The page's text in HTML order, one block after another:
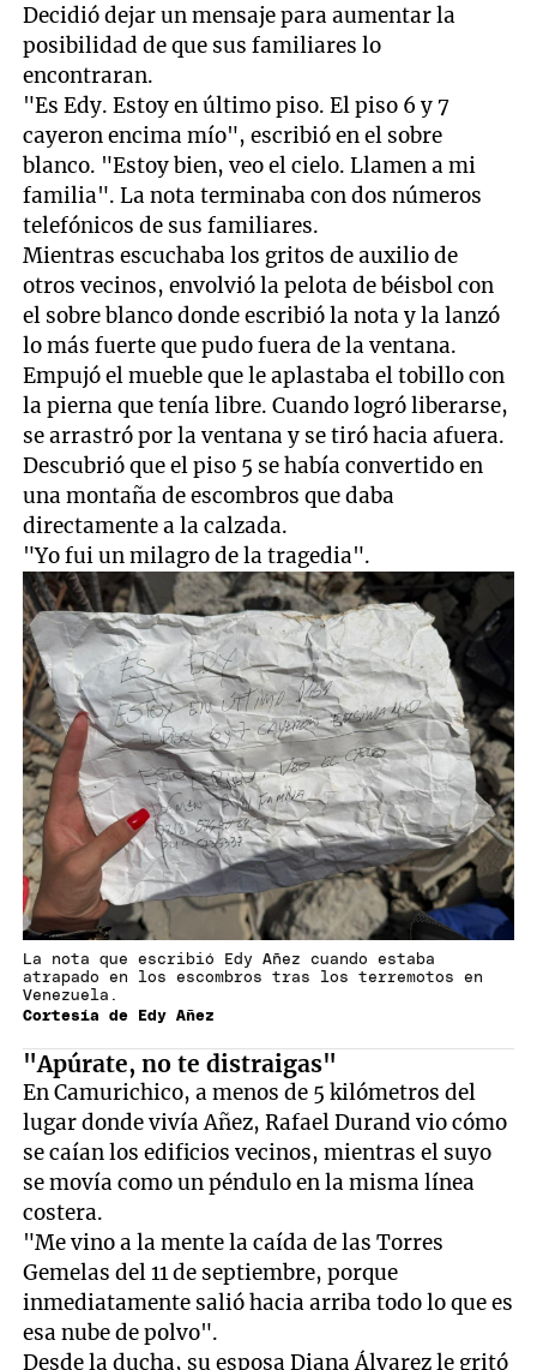
Decidió dejar un mensaje para aumentar la
posibilidad de que sus familiares lo
encontraran.
"Es Edy. Estoy en último piso. El piso 6 y 7
cayeron encima mío", escribió en el sobre
blanco. "Estoy bien, veo el cielo. Llamen a mi
familia". La nota terminaba con dos números
telefónicos de sus familiares.
Mientras escuchaba los gritos de auxilio de
otros vecinos, envolvió la pelota de béisbol con
el sobre blanco donde escribió la nota y la lanzó
lo más fuerte que pudo fuera de la ventana.
Empujó el mueble que le aplastaba el tobillo con
la pierna que tenía libre. Cuando logró liberarse,
se arrastró por la ventana y se tiró hacia afuera.
Descubrió que el piso 5 se había convertido en
una montaña de escombros que daba
directamente a la calzada.
"Yo fui un milagro de la tragedia".
Cortesía de Edy Añez
La nota que escribió Edy Añez cuando estaba
atrapado en los escombros tras los terremotos en
Venezuela.
"Apúrate, no te distraigas"
En Camurichico, a menos de 5 kilómetros del
lugar donde vivía Añez, Rafael Durand vio cómo
se caían los edificios vecinos, mientras el suyo
se movía como un péndulo en la misma línea
costera.
"Me vino a la mente la caída de las Torres
Gemelas del 11 de septiembre, porque
inmediatamente salió hacia arriba todo lo que es
esa nube de polvo".
Desde la ducha, su esposa Diana Álvarez le gritó